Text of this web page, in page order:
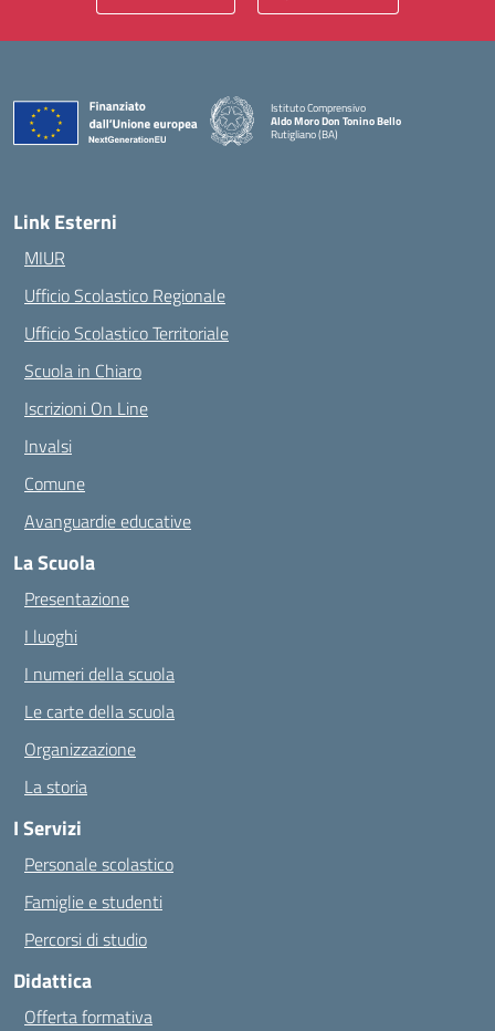
Istituto Comprensivo
Aldo Moro Don Tonino Bello
Rutigliano (BA)
— Visita la pagina iniziale della scuola
Link Esterni
MIUR
Ufficio Scolastico Regionale
Ufficio Scolastico Territoriale
Scuola in Chiaro
Iscrizioni On Line
Invalsi
Comune
Avanguardie educative
La Scuola
Presentazione
I luoghi
I numeri della scuola
Le carte della scuola
Organizzazione
La storia
I Servizi
Personale scolastico
Famiglie e studenti
Percorsi di studio
Didattica
Offerta formativa